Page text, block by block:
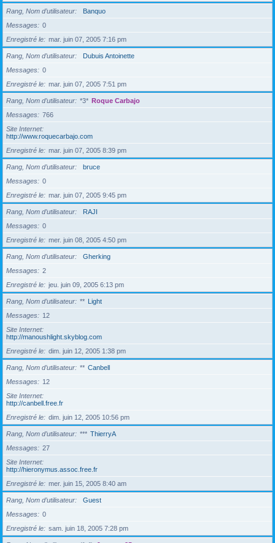
Rang, Nom d’utilisateur
Banquo
Messages
0
Enregistré le
mar. juin 07, 2005 7:16 pm
Rang, Nom d’utilisateur
Dubuis Antoinette
Messages
0
Enregistré le
mar. juin 07, 2005 7:51 pm
Rang, Nom d’utilisateur *3* Roque Carbajo
Messages
766
Site Internet
http://www.roquecarbajo.com
Enregistré le
mar. juin 07, 2005 8:39 pm
Rang, Nom d’utilisateur
bruce
Messages
0
Enregistré le
mar. juin 07, 2005 9:45 pm
Rang, Nom d’utilisateur
RAJI
Messages
0
Enregistré le
mer. juin 08, 2005 4:50 pm
Rang, Nom d’utilisateur
Gherking
Messages
2
Enregistré le
jeu. juin 09, 2005 6:13 pm
Rang, Nom d’utilisateur ** Light
Messages
12
Site Internet
http://manoushlight.skyblog.com
Enregistré le
dim. juin 12, 2005 1:38 pm
Rang, Nom d’utilisateur ** Canbell
Messages
12
Site Internet
http://canbell.free.fr
Enregistré le
dim. juin 12, 2005 10:56 pm
Rang, Nom d’utilisateur *** ThierryA
Messages
27
Site Internet
http://hieronymus.assoc.free.fr
Enregistré le
mer. juin 15, 2005 8:40 am
Rang, Nom d’utilisateur
Guest
Messages
0
Enregistré le
sam. juin 18, 2005 7:28 pm